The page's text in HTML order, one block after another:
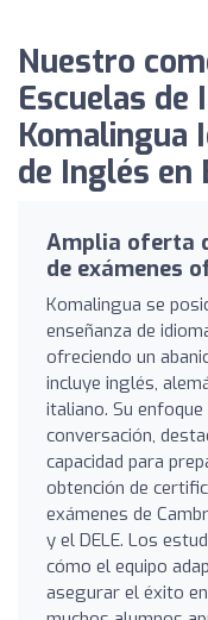
Nuestro
Escuelas de
Komalingua
de Inglés en
Amplia oferta
de exámenes
Komalingua se
enseñanza de
ofreciendo un
incluye inglés,
italiano. Su
conversación,
capacidad para
obtención de
exámenes de
y el DELE. Los
cómo el equipo
asegurar el éxito